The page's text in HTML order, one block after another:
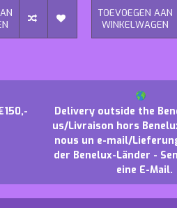
TOEVOEGEN AAN
WINKELWAGEN
Delivery outside the
us/Livraison hors
nous un e-mail/
der Benelux-Länder -
eine E-Mail.